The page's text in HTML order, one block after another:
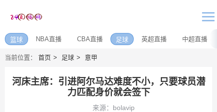
篮球 NBA直播 CBA直播 足球 英超直播 中超直播
当前位置： 首页 足球 意甲
河床主席：引进阿尔马达难度不小，只要球员潜
力匹配身价就会签下
来源：bolavip